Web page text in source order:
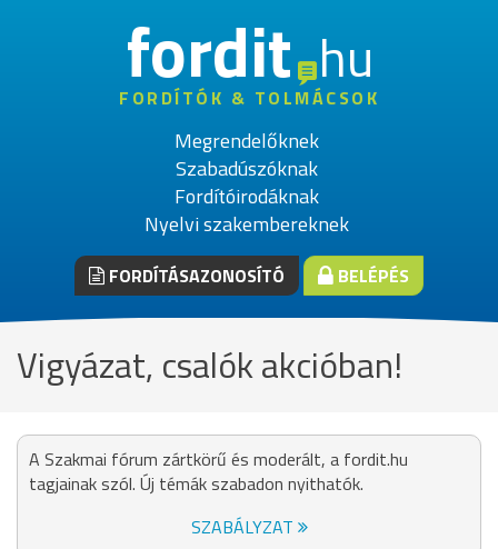
fordithu
FORDÍTÓK & TOLMÁCSOK
Megrendelőknek
Szabadúszóknak
Fordítóirodáknak
Nyelvi szakembereknek
FORDÍTÁSAZONOSÍTÓ BELÉPÉS
Vigyázat, csalók akcióban!
A Szakmai fórum zártkörű és moderált, a fordit.hu
tagjainak szól. Új témák szabadon nyithatók.
SZABÁLYZAT